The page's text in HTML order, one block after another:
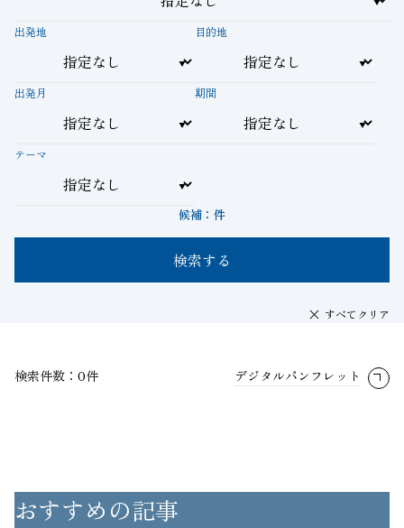
出発地 目的地
出発月 期間
テーマ
候補： 件
検索する
すべてクリア
検索件数：0件 デジタルパンフレット
おすすめの記事